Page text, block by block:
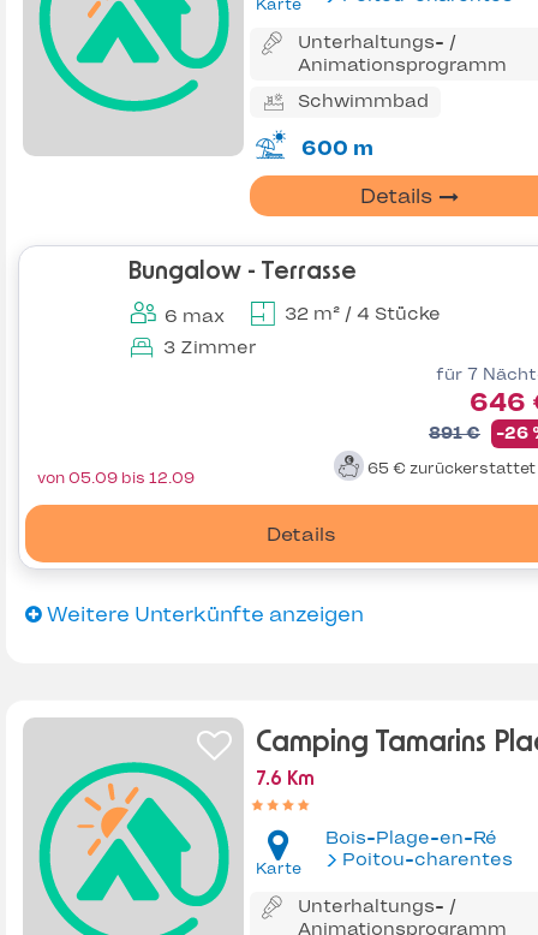
Karte
Unterhaltungs- /
Animationsprogramm
Schwimmbad
600 m
Details
Bungalow - Terrasse
6 max
32 m² / 4 Stücke
3 Zimmer
für 7
646
891 € -26
65 € zurückerstattet
Details
von 05.09 bis 12.09
Weitere Unterkünfte anzeigen
Camping Tamarins
7.6 Km
Karte
Bois-Plage-en-Ré
Poitou-charentes
Unterhaltungs- /
Animationsprogramm